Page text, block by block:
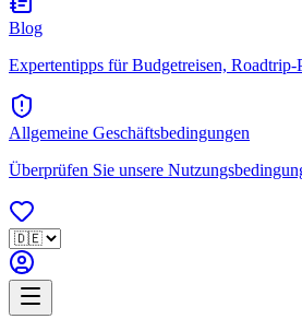
Blog
Expertentipps für Budgetreisen,
Allgemeine Geschäftsbedingungen
Überprüfen Sie unsere